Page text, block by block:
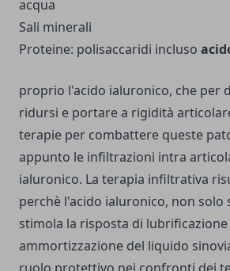
acqua
Sali minerali
Proteine: polisaccaridi incluso
proprio l'acido ialuronico, che per
ridursi e portare a rigidità
terapie per combattere queste
appunto le infiltrazioni intra
ialuronico. La terapia infiltrativa
perchè l'acido ialuronico, non solo
stimola la risposta di lubrificazione
ammortizzazione del liquido